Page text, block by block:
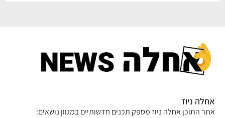
ניוז
התוכן אחלה ניוז מספק תכנים חדשותיים במגוון נושאים: